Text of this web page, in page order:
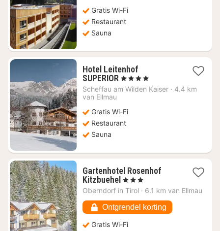
€
168,75
Gratis Wi-Fi
Restaurant
Sauna
Hotel Leitenhof
SUPERIOR 4
nachten
307,08
, 4 Sterren
Scheffau am Wilden Kaiser · 4.4 km
van Ellmau
Gratis Wi-Fi
Restaurant
Sauna
Gartenhotel Rosenhof
Kitzbuehel 4
nachten
€
117,27
, 3 Sterren
Oberndorf in Tirol · 6.1 km van Ellmau
Ontgrendel korting
Gratis Wi-Fi